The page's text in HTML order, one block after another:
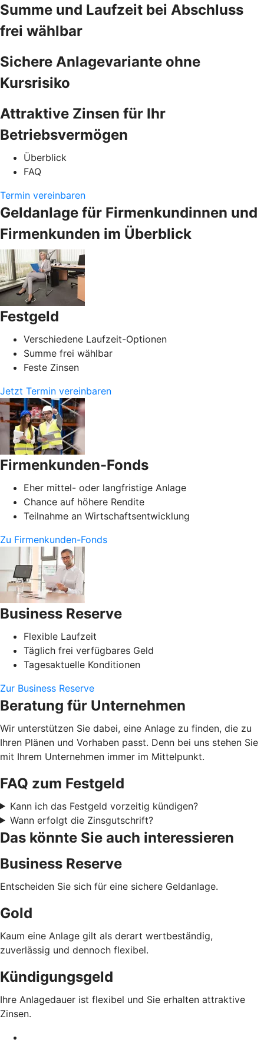
Summe und Laufzeit bei Abschluss
frei wählbar
Sichere Anlagevariante ohne
Kursrisiko
Attraktive Zinsen für Ihr
Betriebsvermögen
Überblick
FAQ
Termin vereinbaren
Geldanlage für Firmenkundinnen und
Firmenkunden im Überblick
Festgeld
Verschiedene Laufzeit-Optionen
Summe frei wählbar
Feste Zinsen
Jetzt Termin vereinbaren
Firmenkunden-Fonds
Eher mittel- oder langfristige Anlage
Chance auf höhere Rendite
Teilnahme an Wirtschaftsentwicklung
Zu Firmenkunden-Fonds
Business Reserve
Flexible Laufzeit
Täglich frei verfügbares Geld
Tagesaktuelle Konditionen
Zur Business Reserve
Beratung für Unternehmen
Wir unterstützen Sie dabei, eine Anlage zu finden, die zu
Ihren Plänen und Vorhaben passt. Denn bei uns stehen Sie
mit Ihrem Unternehmen immer im Mittelpunkt.
FAQ zum Festgeld
Kann ich das Festgeld vorzeitig kündigen?
Wann erfolgt die Zinsgutschrift?
Das könnte Sie auch interessieren
Business Reserve
Entscheiden Sie sich für eine sichere Geldanlage.
Gold
Kaum eine Anlage gilt als derart wertbeständig,
zuverlässig und dennoch flexibel.
Kündigungsgeld
Ihre Anlagedauer ist flexibel und Sie erhalten attraktive
Zinsen.